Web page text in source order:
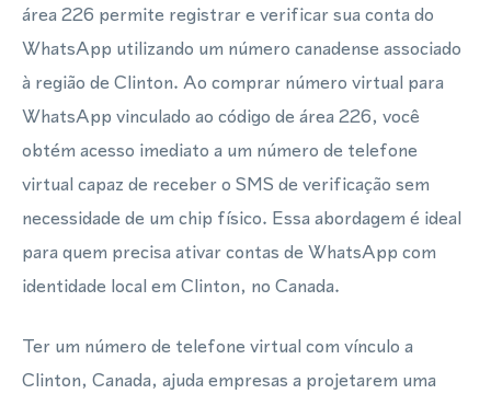
área 226 permite registrar e verificar sua conta do
WhatsApp utilizando um número canadense associado
à região de Clinton. Ao comprar número virtual para
WhatsApp vinculado ao código de área 226, você
obtém acesso imediato a um número de telefone
virtual capaz de receber o SMS de verificação sem
necessidade de um chip físico. Essa abordagem é ideal
para quem precisa ativar contas de WhatsApp com
identidade local em Clinton, no Canada.
Ter um número de telefone virtual com vínculo a
Clinton, Canada, ajuda empresas a projetarem uma